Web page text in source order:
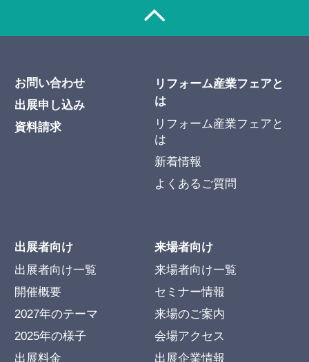
お問い合わせ
出展申し込み
資料請求
リフォーム産業フェアと
は
リフォーム産業フェアと
は
新着情報
よくあるご質問
出展者向け
出展者向け一覧
開催概要
2027年のテーマ
2025年の様子
出展料金
来場者向け
来場者向け一覧
セミナー情報
来場のご案内
会場アクセス
出展企業情報